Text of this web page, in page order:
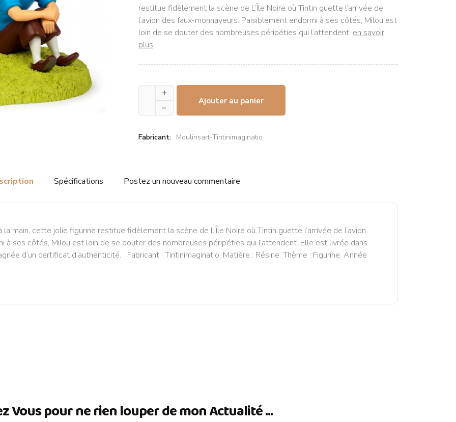
restitue fidèlement la scène de L’Île Noire où Tintin guette l’arrivée de
l’avion des faux-monnayeurs. Paisiblement endormi à ses côtés, Milou est
loin de se douter des nombreuses péripéties qui l’attendent. en savoir
plus
+
–
Ajouter au panier
Fabricant: Moulinsart-Tintinimaginatio
Spécifications Postez un nouveau commentaire
main, cette jolie figurine restitue fidèlement la scène de L’Île Noire où Tintin guette l’arrivée de l’avion
à ses côtés, Milou est loin de se douter des nombreuses péripéties qui l’attendent. Elle est livrée dans
d’un certificat d’authenticité. Fabricant : Tintinimaginatio. Matière : Résine. Thème : Figurine. Année
Vous pour ne rien louper de mon Actualité ...